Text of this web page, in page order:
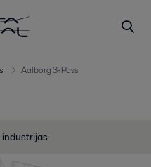
Aalborg 3-Pass